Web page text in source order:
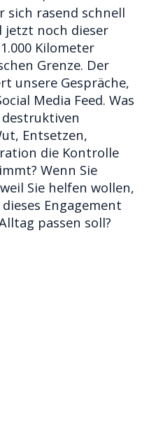
sich rasend schnell
jetzt noch dieser
Kilometer
Grenze. Der
unsere Gespräche,
Media Feed. Was
Entsetzen,
die Kontrolle
Wenn Sie
Sie helfen wollen,
Engagement
passen soll?